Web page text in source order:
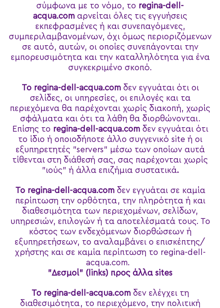
σύμφωνα με το νόμο, το regina-dell-
acqua.com αρνείται όλες τις εγγυήσεις
εκπεφρασμένες ή και συνεπαγόμενες,
συμπεριλαμβανομένων, όχι όμως περιοριζόμενων
σε αυτό, αυτών, οι οποίες συνεπάγονται την
εμπορευσιμότητα και την καταλληλότητα για ένα
συγκεκριμένο σκοπό.
Το regina-dell-acqua.comδεν εγγυάται ότι οι
σελίδες, οι υπηρεσίες, οι επιλογές και τα
περιεχόμενα θα παρέχονται χωρίς διακοπή, χωρίς
σφάλματα και ότι τα λάθη θα διορθώνονται.
Επίσης το regina-dell-acqua.comδεν εγγυάται ότι
το ίδιο ή οποιοδήποτε άλλο συγγενικό site ή οι
εξυπηρετητές "servers" μέσω των οποίων αυτά
τίθενται στη διάθεσή σας, σας παρέχονται χωρίς
"ιούς" ή άλλα επιζήμια συστατικά.
Το regina-dell-acqua.comδεν εγγυάται σε καμία
περίπτωση την ορθότητα, την πληρότητα ή και
διαθεσιμότητα των περιεχομένων, σελίδων,
υπηρεσιών, επιλογών ή τα αποτελέσματά τους. Το
κόστος των ενδεχόμενων διορθώσεων ή
εξυπηρετήσεων, το αναλαμβάνει ο επισκέπτης/
χρήστης και σε καμία περίπτωση το regina-dell-
acqua.com.
"Δεσμοί" ( links) προς άλλα sites
Το regina-dell-acqua.comδεν ελέγχει τη
διαθεσιμότητα, το περιεχόμενο, την πολιτική